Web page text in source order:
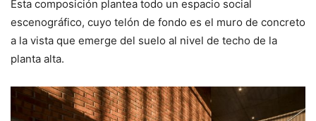
Esta composición plantea todo un espacio social
escenográfico, cuyo telón de fondo es el muro de concreto
a la vista que emerge del suelo al nivel de techo de la
planta alta.